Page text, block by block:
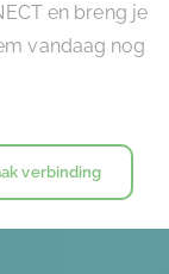
en breng je
vandaag nog
verbinding